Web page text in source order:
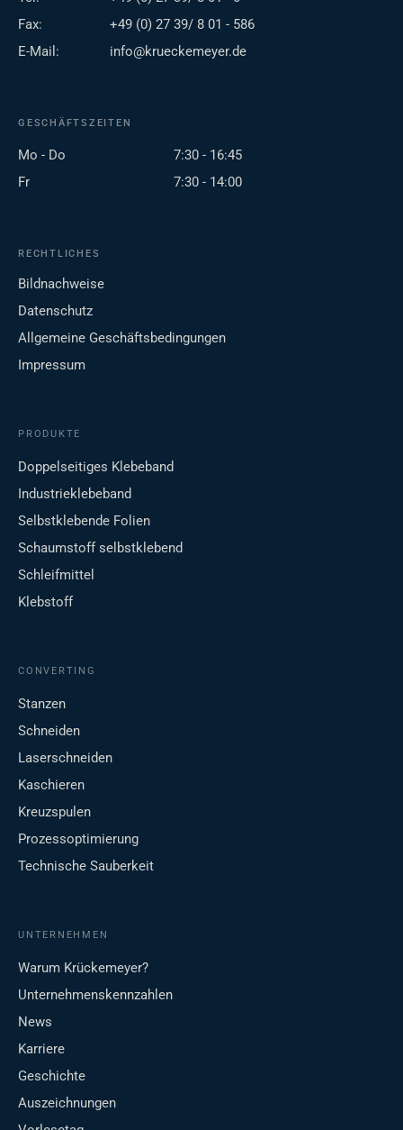
Fax:
+49 (0) 27 39/ 8 01 - 586
E-Mail:
info@krueckemeyer.de
GESCHÄFTSZEITEN
Mo - Do
7:30 - 16:45
Fr
7:30 - 14:00
RECHTLICHES
Bildnachweise
Datenschutz
Allgemeine Geschäftsbedingungen
Impressum
PRODUKTE
Doppelseitiges Klebeband
Industrieklebeband
Selbstklebende Folien
Schaumstoff selbstklebend
Schleifmittel
Klebstoff
CONVERTING
Stanzen
Schneiden
Laserschneiden
Kaschieren
Kreuzspulen
Prozessoptimierung
Technische Sauberkeit
UNTERNEHMEN
Warum Krückemeyer?
Unternehmenskennzahlen
News
Karriere
Geschichte
Auszeichnungen